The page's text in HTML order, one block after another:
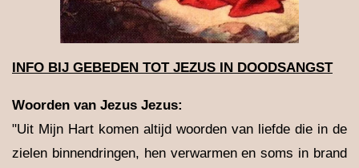
INFO BIJ GEBEDEN TOT JEZUS IN DOODSANGST
Woorden van Jezus Jezus:
"Uit Mijn Hart komen altijd woorden van liefde die in de
zielen binnendringen, hen verwarmen en soms in brand